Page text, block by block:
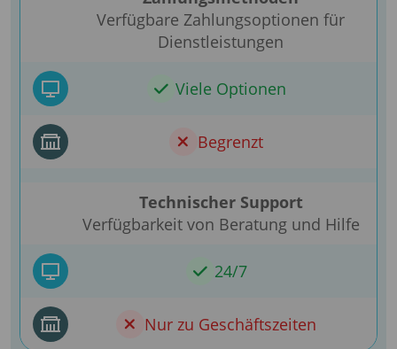
Verfügbare Zahlungsoptionen für
Dienstleistungen
Viele Optionen
Begrenzt
Technischer Support
Verfügbarkeit von Beratung und Hilfe
24/7
Nur zu Geschäftszeiten